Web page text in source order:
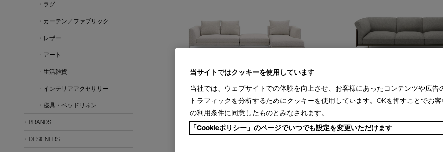
グラブ ホーム ソファ
Design : IXC R&D
2人掛／オットマン／システムソファ
+
アマネ システムソファ
Design : GAMFRATESI
IXC
ラグ
カーテン／ファブリック
レザー
アート
生活雑貨
インテリアアクセサリー
寝具・ベッドリネン
BRANDS
DESIGNERS
当サイトではクッキーを使用しています
当社では、ウェブサイトでの体験を向上させ、お客様にあったコンテンツや広告
トラフィックを分析するためにクッキーを使用しています。OKを押すことでお
の利用条件に同意したものとみなされます。
「Cookieポリシー」のページでいつでも設定を変更いただけます